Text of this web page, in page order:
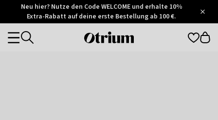
Otrium
Trustpilot
Neu hier? Nutze den Code WELCOME und erhalte 10%
Extra-Rabatt auf deine erste Bestellung ab 100 €.
Otrium
Categories